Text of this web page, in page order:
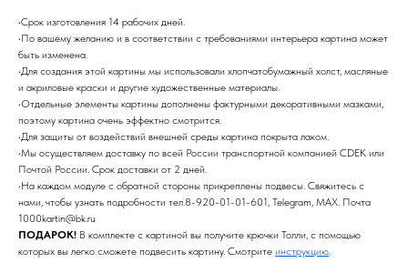
•Срок изготовления 14 рабочих дней.
•По вашему желанию и в соответствии с требованиями интерьера картина может
быть изменена.
•Для создания этой картины мы использовали хлопчатобумажный холст, масляные
и акриловые краски и другие художественные материалы.
•Отдельные элементы картины дополнены фактурными декоративными мазками,
поэтому картина очень эффектно смотрится.
•Для защиты от воздействий внешней среды картина покрыта лаком.
•Мы осуществляем доставку по всей России транспортной компанией CDEK или
Почтой России. Срок доставки от 2 дней.
•На каждом модуле с обратной стороны прикреплены подвесы. Свяжитесь с
нами, чтобы узнать подробности тел.8-920-01-01-601, Telegram, MAX. Почта
1000kartin@bk.ru
ПОДАРОК! В комплекте с картиной вы получите крючки Толли, с помощью
которых вы легко сможете подвесить картину. Смотрите инструкцию.